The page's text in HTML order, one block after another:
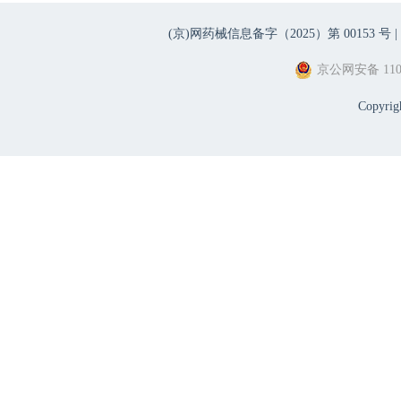
(京)网药械信息备字（2025）第 00153 号 |
京公网安备